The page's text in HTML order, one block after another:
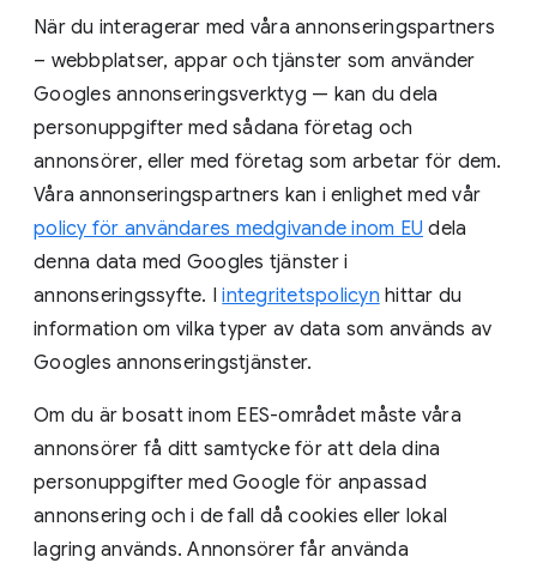
När du interagerar med våra annonseringspartners
– webbplatser, appar och tjänster som använder
Googles annonseringsverktyg — kan du dela
personuppgifter med sådana företag och
annonsörer, eller med företag som arbetar för dem.
Våra annonseringspartners kan i enlighet med vår
policy för användares medgivande inom EU dela
denna data med Googles tjänster i
annonseringssyfte. Iintegritetspolicyn hittar du
information om vilka typer av data som används av
Googles annonseringstjänster.
Om du är bosatt inom EES-området måste våra
annonsörer få ditt samtycke för att dela dina
personuppgifter med Google för anpassad
annonsering och i de fall då cookies eller lokal
lagring används. Annonsörer får använda